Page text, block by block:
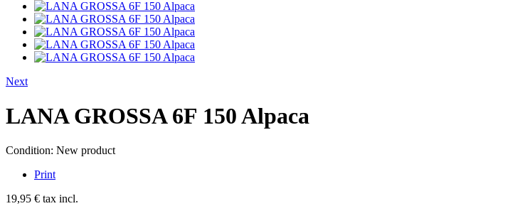
Next
LANA GROSSA 6F 150 Alpaca
Condition: New product
Print
19,95 € tax incl.